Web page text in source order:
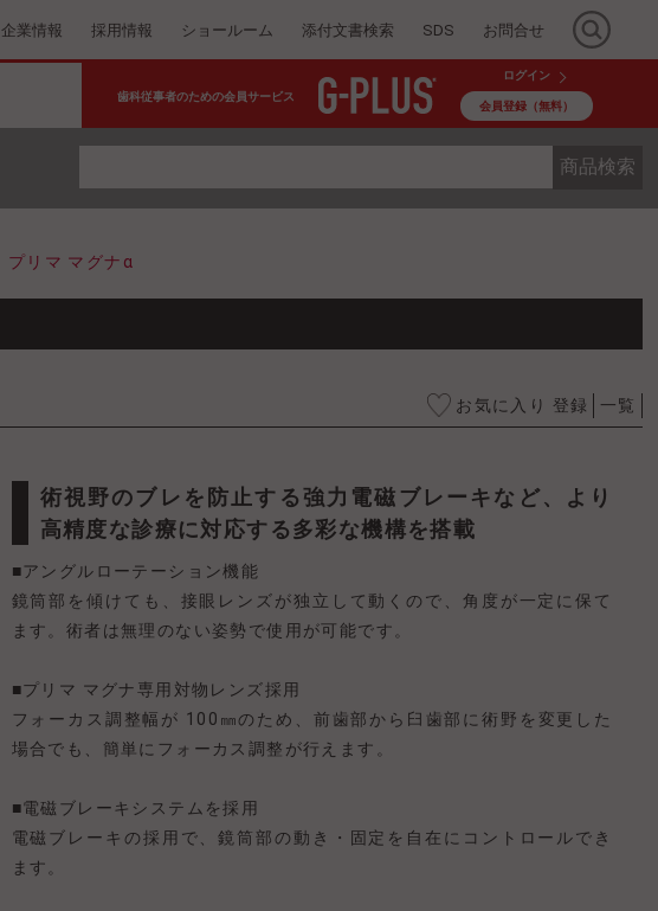
企業情報 採用情報 ショールーム 添付文書検索 SDS お問合せ
歯科従事者のための会員サービス
ログイン
会員登録（無料）
商品検索
プリマ マグナα
お気に入り 登録 一覧
術視野のブレを防止する強力電磁ブレーキなど、より
高精度な診療に対応する多彩な機構を搭載
■アングルローテーション機能
鏡筒部を傾けても、接眼レンズが独立して動くので、角度が一定に保て
ます。術者は無理のない姿勢で使用が可能です。
■プリマ マグナ専用対物レンズ採用
フォーカス調整幅が 100㎜のため、前歯部から臼歯部に術野を変更した
場合でも、簡単にフォーカス調整が行えます。
■電磁ブレーキシステムを採用
電磁ブレーキの採用で、鏡筒部の動き・固定を自在にコントロールでき
ます。